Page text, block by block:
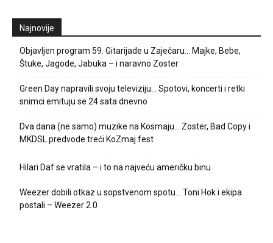
Najnovije
Objavljen program 59. Gitarijade u Zaječaru… Majke, Bebe,
Štuke, Jagode, Jabuka – i naravno Zoster
Green Day napravili svoju televiziju… Spotovi, koncerti i retki
snimci emituju se 24 sata dnevno
Dva dana (ne samo) muzike na Kosmaju… Zoster, Bad Copy i
MKDSL predvode treći KoZmaj fest
Hilari Daf se vratila – i to na najveću američku binu
Weezer dobili otkaz u sopstvenom spotu… Toni Hok i ekipa
postali – Weezer 2.0